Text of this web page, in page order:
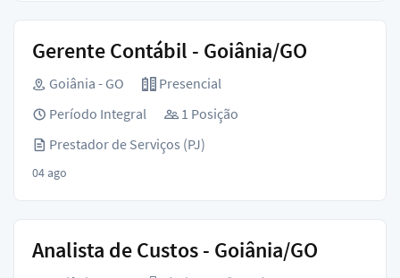
Gerente Contábil - Goiânia/GO
Goiânia - GO
Presencial
Período Integral
1 Posição
Prestador de Serviços (PJ)
04 ago
Analista de Custos - Goiânia/GO